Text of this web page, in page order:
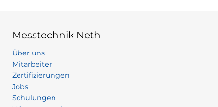
Messtechnik Neth
Über uns
Mitarbeiter
Zertifizierungen
Jobs
Schulungen